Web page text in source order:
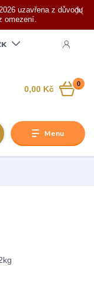
uzavřena z důvodu
omezení.
Menu
0
0,00 Kč